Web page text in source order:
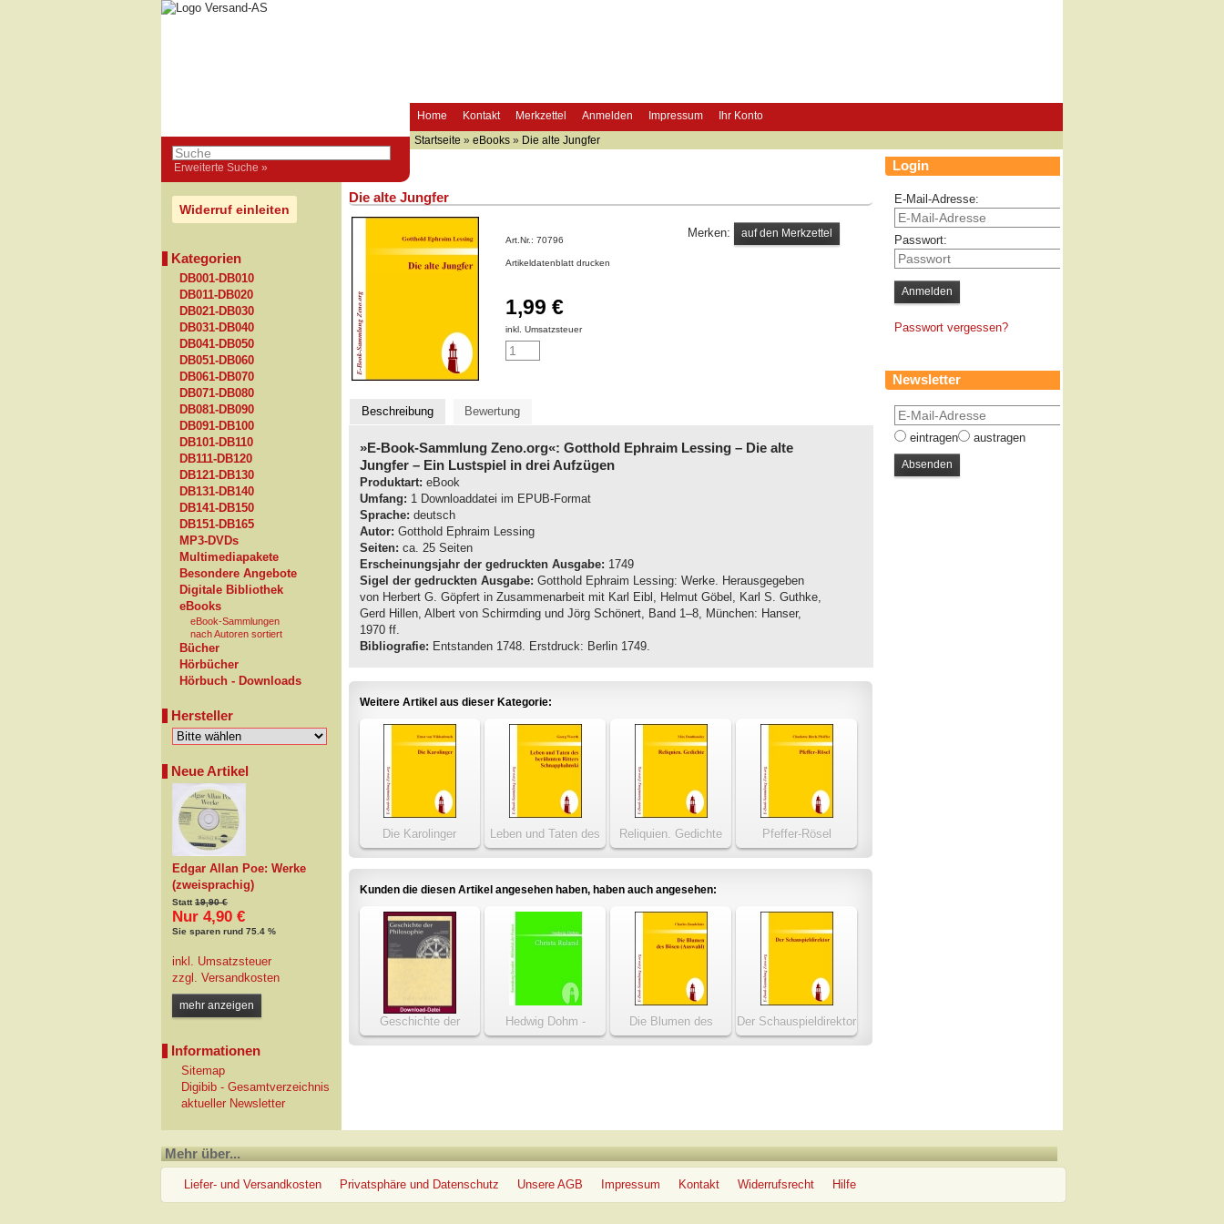
Home Kontakt Merkzettel Anmelden Impressum Ihr Konto
Erweiterte Suche »
Startseite » eBooks » Die alte Jungfer
Widerruf einleiten
Kategorien
DB001-DB010
DB011-DB020
DB021-DB030
DB031-DB040
DB041-DB050
DB051-DB060
DB061-DB070
DB071-DB080
DB081-DB090
DB091-DB100
DB101-DB110
DB111-DB120
DB121-DB130
DB131-DB140
DB141-DB150
DB151-DB165
MP3-DVDs
Multimediapakete
Besondere Angebote
Digitale Bibliothek
eBooks
eBook-Sammlungen
nach Autoren sortiert
Bücher
Hörbücher
Hörbuch - Downloads
Hersteller
Neue Artikel
Edgar Allan Poe: Werke
(zweisprachig)
Statt19,90 €
Nur 4,90 €
Sie sparen rund 75.4 %
inkl. Umsatzsteuer
zzgl. Versandkosten
mehr anzeigen
Informationen
Sitemap
Digibib - Gesamtverzeichnis
aktueller Newsletter
Die alte Jungfer
Art.Nr.: 70796
Artikeldatenblatt drucken
1,99 €
inkl. Umsatzsteuer
Merken:
Beschreibung Bewertung
»E-Book-Sammlung Zeno.org«: Gotthold Ephraim Lessing – Die alte
Jungfer – Ein Lustspiel in drei Aufzügen
Produktart: eBook
Umfang: 1 Downloaddatei im EPUB-Format
Sprache: deutsch
Autor: Gotthold Ephraim Lessing
Seiten: ca. 25 Seiten
Erscheinungsjahr der gedruckten Ausgabe: 1749
Sigel der gedruckten Ausgabe: Gotthold Ephraim Lessing: Werke. Herausgegeben
von Herbert G. Göpfert in Zusammenarbeit mit Karl Eibl, Helmut Göbel, Karl S. Guthke,
Gerd Hillen, Albert von Schirmding und Jörg Schönert, Band 1–8, München: Hanser,
1970 ff.
Bibliografie: Entstanden 1748. Erstdruck: Berlin 1749.
Weitere Artikel aus dieser Kategorie:
Die Karolinger
Leben und Taten des
berühmten Ritters
Schnapphahnski
Reliquien. Gedichte Pfeffer-Rösel
Kunden die diesen Artikel angesehen haben, haben auch angesehen:
Geschichte der
Philosophie
Hedwig Dohm -
Christa Ruland
Die Blumen des
Bösen (Auswahl)
Der Schauspieldirektor
Login
E-Mail-Adresse:
Passwort:
Passwort vergessen?
Newsletter
eintragen austragen
Mehr über...
Liefer- und Versandkosten Privatsphäre und Datenschutz Unsere AGB Impressum Kontakt Widerrufsrecht Hilfe